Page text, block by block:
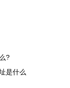
?
是什么